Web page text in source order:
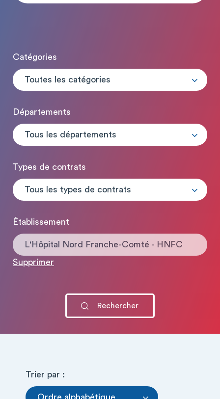
Catégories
Toutes les catégories
Départements
Tous les départements
Types de contrats
Tous les types de contrats
Établissement
L'Hôpital Nord Franche-Comté - HNFC
Supprimer
Trier par :
Ordre alphabétique